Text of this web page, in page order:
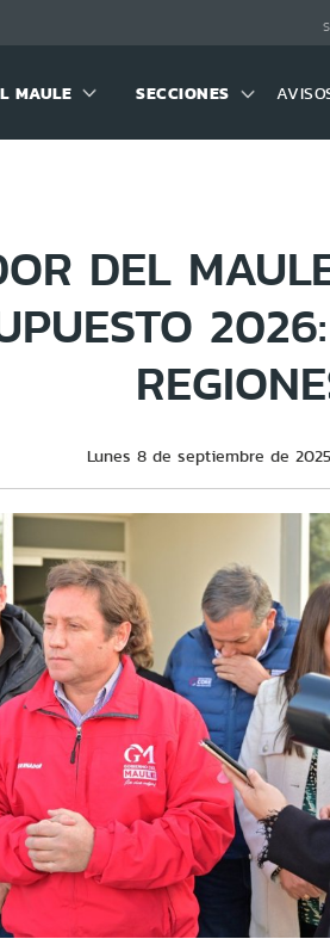
MAULE SECCIONES
DEL
Lunes 8 de septiembre de 2025